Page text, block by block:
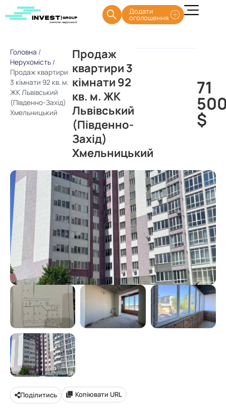
Додати
оголошення
Головна /
Нерухомість /
Продаж квартири
3 кімнати 92 кв. м.
ЖК Львівський
(Південно-Захід)
Хмельницький
Продаж
квартири 3
кімнати 92
кв. м. ЖК
Львівський
(Південно-
Захід)
Хмельницький
71
$
Поділитись Копіювати URL